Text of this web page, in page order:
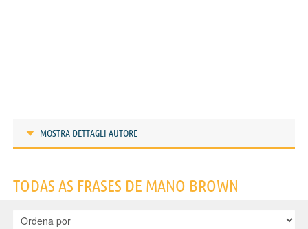
MOSTRA DETTAGLI AUTORE
TODAS AS FRASES DE MANO BROWN